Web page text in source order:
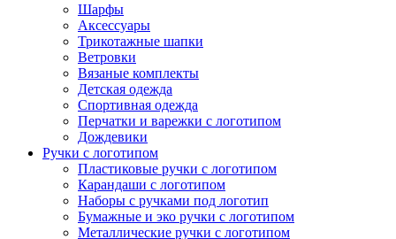
Шарфы
Аксессуары
Трикотажные шапки
Ветровки
Вязаные комплекты
Детская одежда
Спортивная одежда
Перчатки и варежки с логотипом
Дождевики
Ручки с логотипом
Пластиковые ручки с логотипом
Карандаши с логотипом
Наборы с ручками под логотип
Бумажные и эко ручки с логотипом
Металлические ручки с логотипом